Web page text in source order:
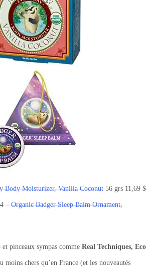
Body Moisturizer, Vanilla Coconut 56 grs 11,69 $
– Organic Badger Sleep Balm Ornament,
pinceaux sympas comme Real Techniques, Eco
chers qu’en France (et les nouveautés